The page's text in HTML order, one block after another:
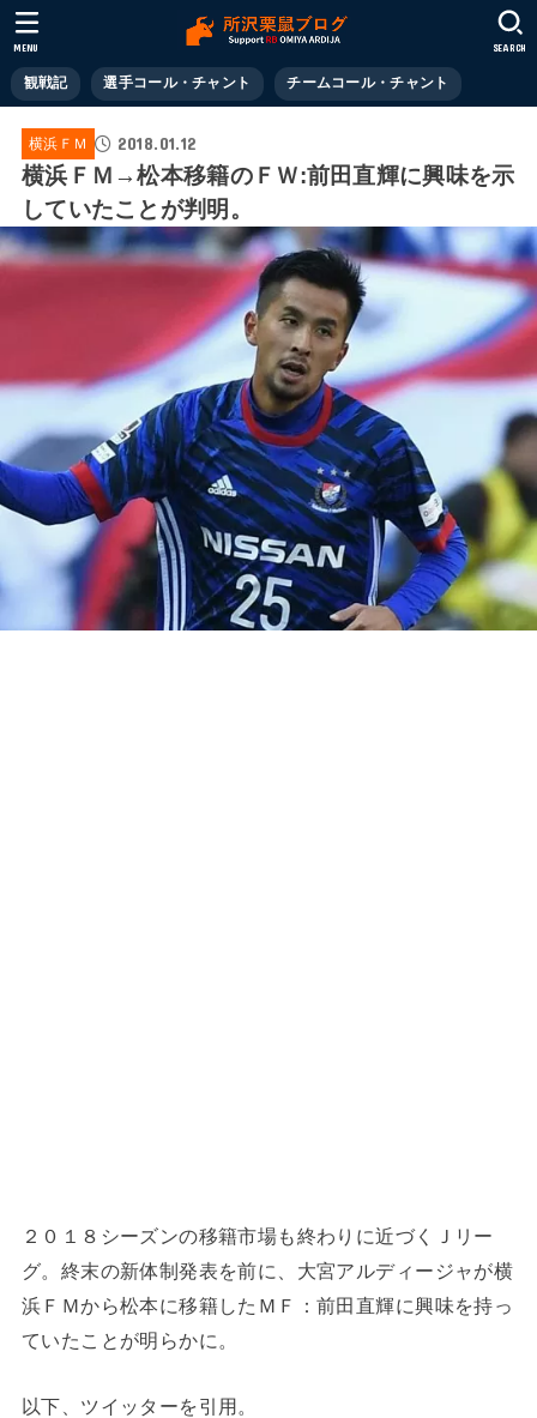
観戦記 選手コール・チャント チームコール・チャント
SEARCH
MENU
横浜ＦＭ 2018.01.12
横浜ＦＭ→松本移籍のＦＷ:前田直輝に興味を示
していたことが判明。
２０１８シーズンの移籍市場も終わりに近づくＪリー
グ。終末の新体制発表を前に、大宮アルディージャが横
浜ＦＭから松本に移籍したＭＦ：前田直輝に興味を持っ
ていたことが明らかに。
以下、ツイッターを引用。